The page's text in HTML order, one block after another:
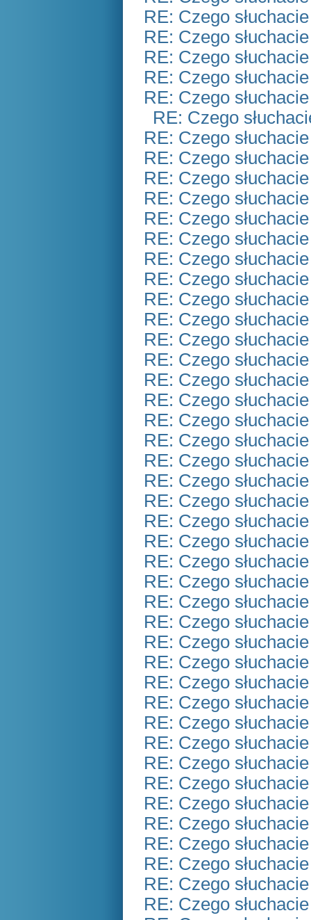
RE: Czego
RE: Czego
RE: Czego
RE: Czego
RE: Czego
RE: Czego
RE: Czego
RE: Czego
RE: Czego
RE: Czego
RE: Czego
RE: Czego
RE: Czego
RE: Czego
RE: Czego
RE: Czego
RE: Czego
RE: Czego
RE: Czego
RE: Czego
RE: Czego
RE: Czego
RE: Czego
RE: Czego
RE: Czego
RE: Czego
RE: Czego
RE: Czego
RE: Czego
RE: Czego
RE: Czego
RE: Czego
RE: Czego
RE: Czego
RE: Czego
RE: Czego
RE: Czego
RE: Czego
RE: Czego
RE: Czego
RE: Czego
RE: Czego
RE: Czego
RE: Czego
RE: Czego